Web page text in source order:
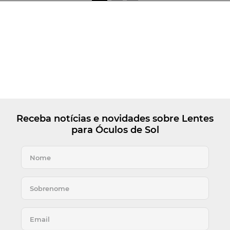
Receba notícias e novidades sobre Lentes
para Óculos de Sol